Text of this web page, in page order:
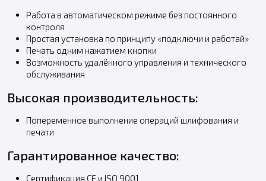
Работа в автоматическом режиме без постоянного
контроля
Простая установка по принципу «подключи и работай»
Печать одним нажатием кнопки
Возможность удалённого управления и технического
обслуживания
Высокая производительность:
Попеременное выполнение операций шлифования и
печати
Гарантированное качество:
Сертификация CE и ISO 9001